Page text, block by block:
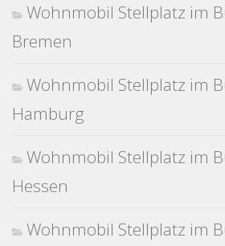
Wohnmobil Stellplatz im
Bremen
Wohnmobil Stellplatz im
Hamburg
Wohnmobil Stellplatz im
Hessen
Wohnmobil Stellplatz im